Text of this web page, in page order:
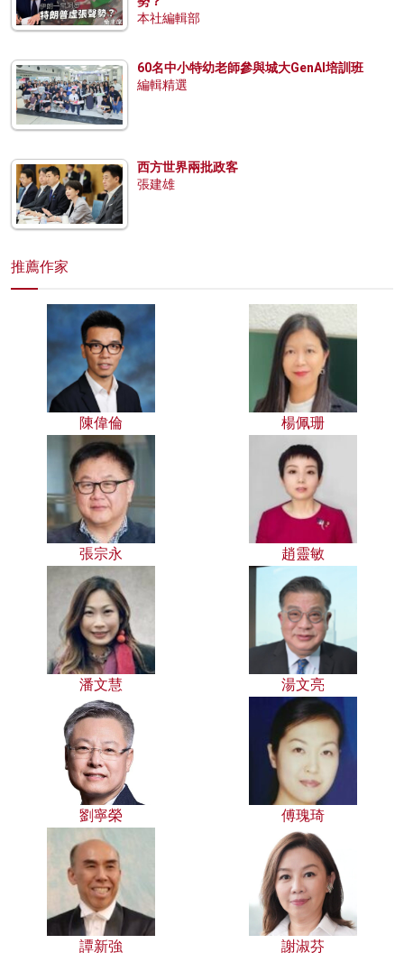
本社編輯部
60名中小特幼老師參與城大GenAI培訓班
編輯精選
西方世界兩批政客
張建雄
推薦作家
陳偉倫 楊佩珊
張宗永 趙靈敏
潘文慧 湯文亮
劉寧榮 傅瑰琦
譚新強 謝淑芬